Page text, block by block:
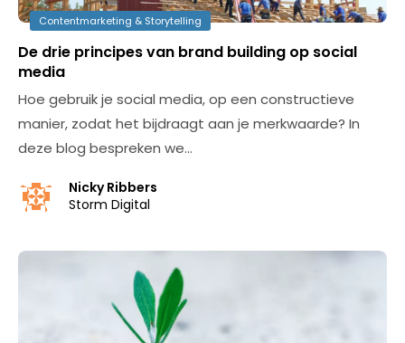
Contentmarketing & Storytelling
De drie principes van brand building op social
media
Hoe gebruik je social media, op een constructieve
manier, zodat het bijdraagt aan je merkwaarde? In
deze blog bespreken we…
Nicky Ribbers
Storm Digital